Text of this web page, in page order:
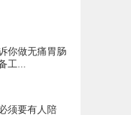
你做无痛胃肠
工...
须要有人陪